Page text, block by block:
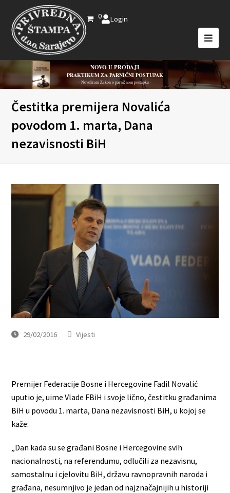
0 Login
NOVO U PRODAJI
PRAKTIKUM ZA PARNIČNI POSTUPAK
- Novelirani Zakon o parničnom postupku -
Čestitka premijera Novalića
povodom 1. marta, Dana
nezavisnosti BiH
29/02/2016 Vijesti
Premijer Federacije Bosne i Hercegovine Fadil Novalić
uputio je, uime Vlade FBiH i svoje lično, čestitku građanima
BiH u povodu 1. marta, Dana nezavisnosti BiH, u kojoj se
kaže:
„Dan kada su se građani Bosne i Hercegovine svih
nacionalnosti, na referendumu, odlučili za nezavisnu,
samostalnu i cjelovitu BiH, državu ravnopravnih naroda i
građana, nesumnjivo je jedan od najznačajnijih u historiji